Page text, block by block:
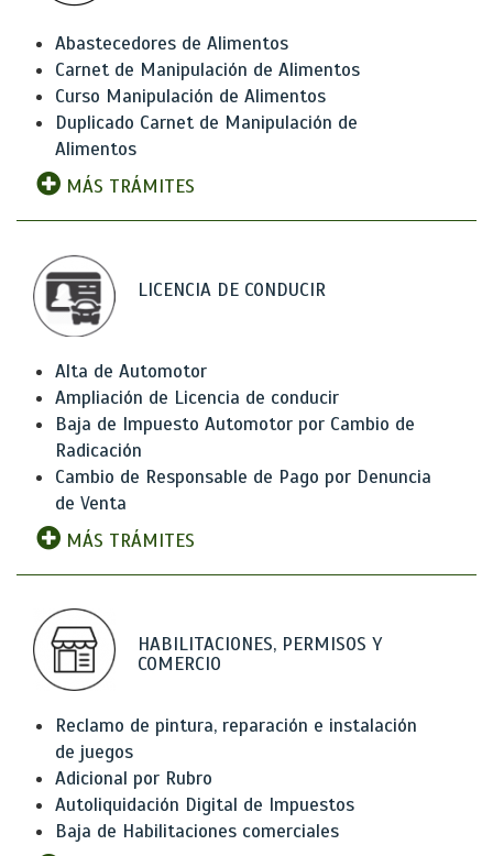
Abastecedores de Alimentos
Carnet de Manipulación de Alimentos
Curso Manipulación de Alimentos
Duplicado Carnet de Manipulación de
Alimentos
MÁS TRÁMITES
LICENCIA DE CONDUCIR
Alta de Automotor
Ampliación de Licencia de conducir
Baja de Impuesto Automotor por Cambio de
Radicación
Cambio de Responsable de Pago por Denuncia
de Venta
MÁS TRÁMITES
HABILITACIONES, PERMISOS Y
COMERCIO
Reclamo de pintura, reparación e instalación
de juegos
Adicional por Rubro
Autoliquidación Digital de Impuestos
Baja de Habilitaciones comerciales